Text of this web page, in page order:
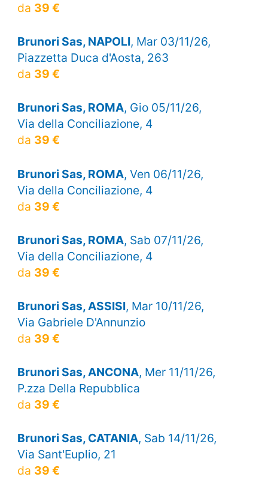
da 39 €
Brunori Sas, NAPOLI, Mar 03/11/26,
Piazzetta Duca d'Aosta, 263
da 39 €
Brunori Sas, ROMA, Gio 05/11/26,
Via della Conciliazione, 4
da 39 €
Brunori Sas, ROMA, Ven 06/11/26,
Via della Conciliazione, 4
da 39 €
Brunori Sas, ROMA, Sab 07/11/26,
Via della Conciliazione, 4
da 39 €
Brunori Sas, ASSISI, Mar 10/11/26,
Via Gabriele D'Annunzio
da 39 €
Brunori Sas, ANCONA, Mer 11/11/26,
P.zza Della Repubblica
da 39 €
Brunori Sas, CATANIA, Sab 14/11/26,
Via Sant'Euplio, 21
da 39 €